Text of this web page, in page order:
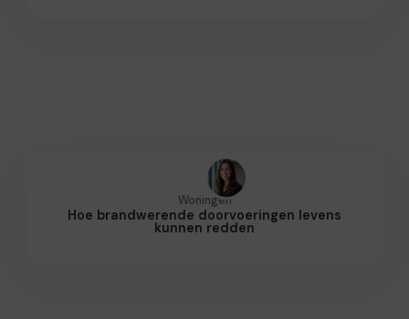
Woningen
Hoe brandwerende doorvoeringen levens
kunnen redden